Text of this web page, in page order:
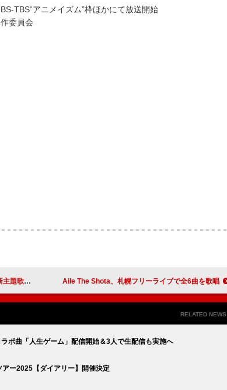
TBS“アニメイズム”枠ほかにて放送開始
委員会
イフ！」起用 Aile The Shota、札幌フリーライブで全6曲を歌唱
RELATED NEWS
ボ曲「人生ゲーム」配信開始＆3人で生配信も実施へ
ー2025【ダイアリー】開催決定